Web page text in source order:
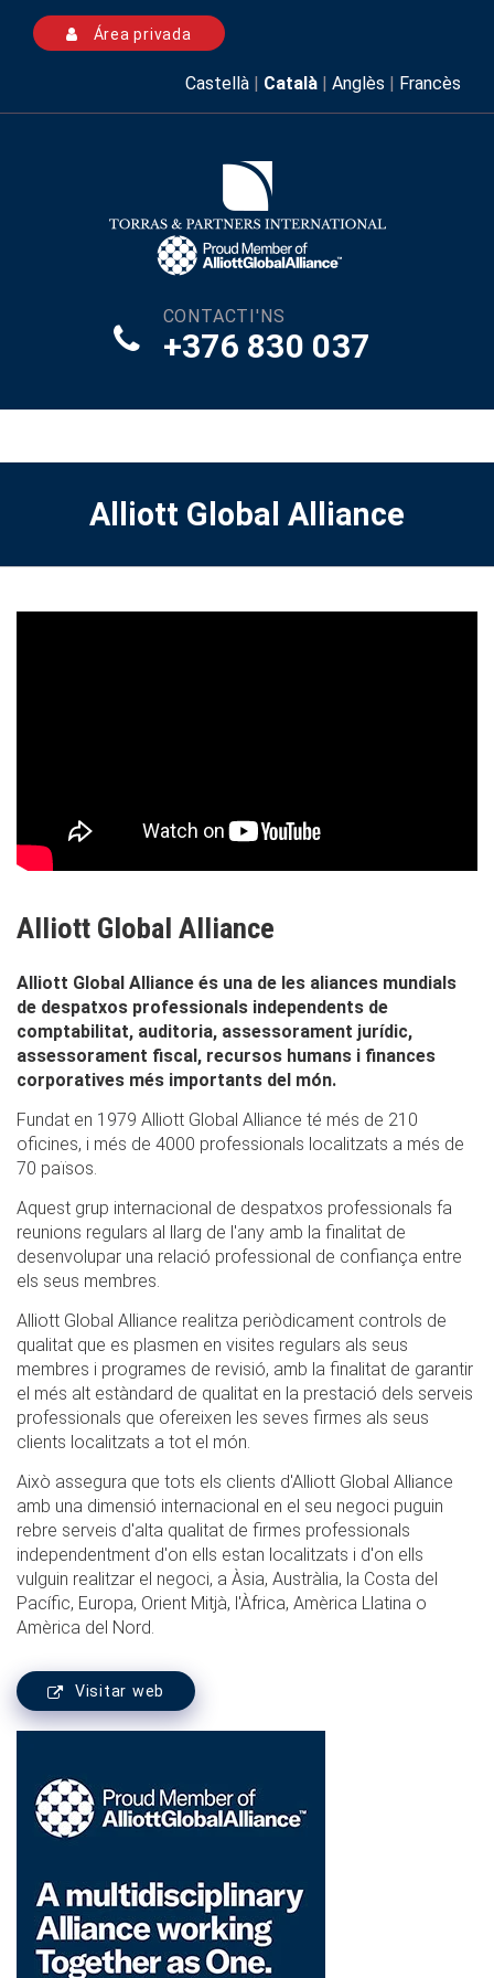
Área privada
Castellà | Català | Anglès | Francès
CONTACTI'NS
+376 830 037
Alliott Global Alliance
Alliott Global Alliance
Alliott Global Alliance és una de les aliances mundials
de despatxos professionals independents de
comptabilitat, auditoria, assessorament jurídic,
assessorament fiscal, recursos humans i finances
corporatives més importants del món.
Fundat en 1979 Alliott Global Alliance té més de 210
oficines, i més de 4000 professionals localitzats a més de
70 països.
Aquest grup internacional de despatxos professionals fa
reunions regulars al llarg de l'any amb la finalitat de
desenvolupar una relació professional de confiança entre
els seus membres.
Alliott Global Alliance realitza periòdicament controls de
qualitat que es plasmen en visites regulars als seus
membres i programes de revisió, amb la finalitat de garantir
el més alt estàndard de qualitat en la prestació dels serveis
professionals que ofereixen les seves firmes als seus
clients localitzats a tot el món.
Això assegura que tots els clients d'Alliott Global Alliance
amb una dimensió internacional en el seu negoci puguin
rebre serveis d'alta qualitat de firmes professionals
independentment d'on ells estan localitzats i d'on ells
vulguin realitzar el negoci, a Àsia, Austràlia, la Costa del
Pacífic, Europa, Orient Mitjà, l'Àfrica, Amèrica Llatina o
Amèrica del Nord.
Visitar web